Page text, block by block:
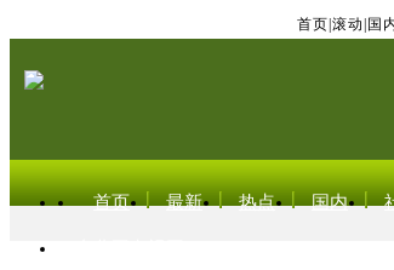
首页 滚动 国
首页 最新 热点 国内